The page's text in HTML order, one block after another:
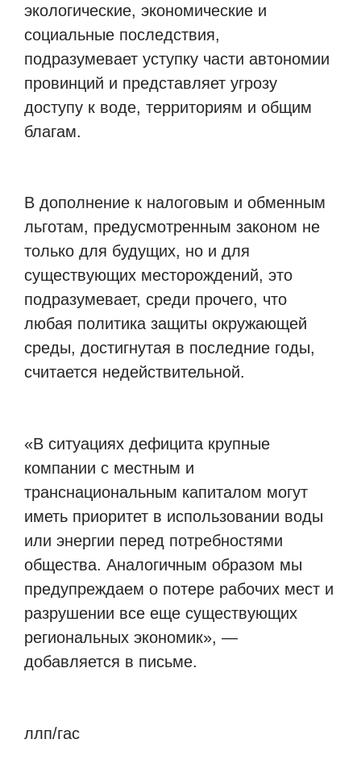
экологические, экономические и
социальные последствия,
подразумевает уступку части автономии
провинций и представляет угрозу
доступу к воде, территориям и общим
благам.
В дополнение к налоговым и обменным
льготам, предусмотренным законом не
только для будущих, но и для
существующих месторождений, это
подразумевает, среди прочего, что
любая политика защиты окружающей
среды, достигнутая в последние годы,
считается недействительной.
«В ситуациях дефицита крупные
компании с местным и
транснациональным капиталом могут
иметь приоритет в использовании воды
или энергии перед потребностями
общества. Аналогичным образом мы
предупреждаем о потере рабочих мест и
разрушении все еще существующих
региональных экономик», —
добавляется в письме.
ллп/гас